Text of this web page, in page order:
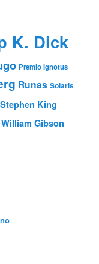
K. Dick
Premio Ignotus
Runas Solaris
Stephen King
William Gibson